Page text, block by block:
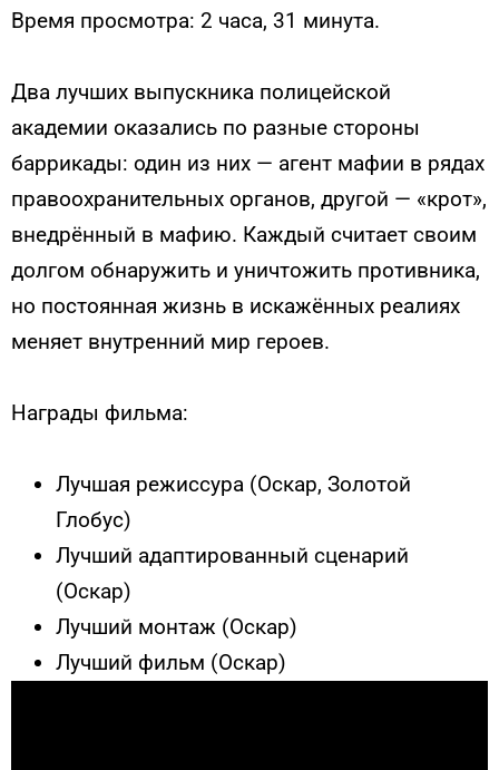
Время просмотра: 2 часа, 31 минута.
Два лучших выпускника полицейской
академии оказались по разные стороны
баррикады: один из них — агент мафии в рядах
правоохранительных органов, другой — «крот»,
внедрённый в мафию. Каждый считает своим
долгом обнаружить и уничтожить противника,
но постоянная жизнь в искажённых реалиях
меняет внутренний мир героев.
Награды фильма:
Лучшая режиссура (Оскар, Золотой
Глобус)
Лучший адаптированный сценарий
(Оскар)
Лучший монтаж (Оскар)
Лучший фильм (Оскар)